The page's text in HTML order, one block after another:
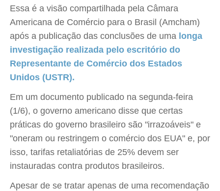
Essa é a visão compartilhada pela Câmara
Americana de Comércio para o Brasil (Amcham)
após a publicação das conclusões de uma longa
investigação realizada pelo escritório do
Representante de Comércio dos Estados
Unidos (USTR).
Em um documento publicado na segunda-feira
(1/6), o governo americano disse que certas
práticas do governo brasileiro são "irrazoáveis" e
"oneram ou restringem o comércio dos EUA" e, por
isso, tarifas retaliatórias de 25% devem ser
instauradas contra produtos brasileiros.
Apesar de se tratar apenas de uma recomendação